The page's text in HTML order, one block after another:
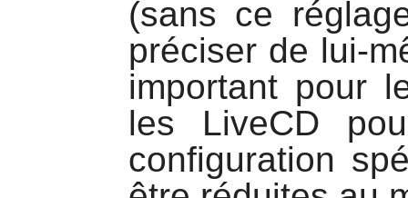
(sans ce
préciser de lui-
important pour
les LiveCD
configuration